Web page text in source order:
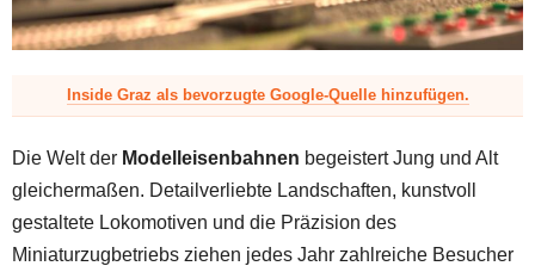
Inside Graz als bevorzugte Google-Quelle hinzufügen.
Die Welt der Modelleisenbahnen begeistert Jung und Alt
gleichermaßen. Detailverliebte Landschaften, kunstvoll
gestaltete Lokomotiven und die Präzision des
Miniaturzugbetriebs ziehen jedes Jahr zahlreiche Besucher